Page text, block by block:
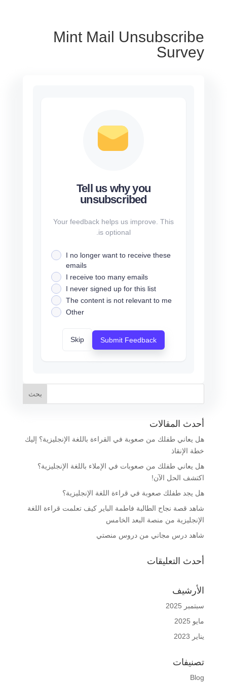
Mint Mail Unsubscribe
Survey
Tell us why you
unsubscribed
Your feedback helps us improve. This
is optional.
I no longer want to receive these
emails
I receive too many emails
I never signed up for this list
The content is not relevant to me
Other
Submit Feedback
Skip
أحدث المقالات
هل يعاني طفلك من صعوبة في القراءة باللغة الإنجليزية؟ إليك
خطة الإنقاذ
هل يعاني طفلك من صعوبات في الإملاء باللغة الإنجليزية؟
اكتشف الحل الآن!
هل يجد طفلك صعوبة في قراءة اللغة الإنجليزية؟
شاهد قصة نجاح الطالبة فاطمة الباير كيف تعلمت قراءة اللغة
الإنجليزية من منصة البعد الخامس
شاهد درس مجاني من دروس منصتي
أحدث التعليقات
الأرشيف
سبتمبر 2025
مايو 2025
يناير 2023
تصنيفات
Blog